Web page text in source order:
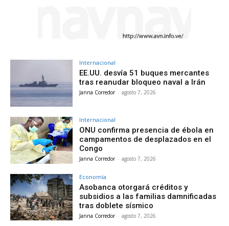
Internacional
EE.UU. desvía 51 buques mercantes
tras reanudar bloqueo naval a Irán
Janna Corredor - agosto 7, 2026
Internacional
ONU confirma presencia de ébola en
campamentos de desplazados en el
Congo
Janna Corredor - agosto 7, 2026
Economía
Asobanca otorgará créditos y
subsidios a las familias damnificadas
tras doblete sísmico
Janna Corredor - agosto 7, 2026